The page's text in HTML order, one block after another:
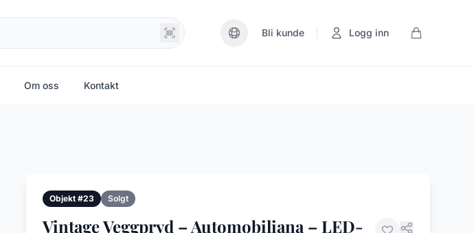
Bli kunde Logg inn
Om oss Kontakt
Objekt #23 Solgt
Vintage Veggpryd – Automobiliana – LED-